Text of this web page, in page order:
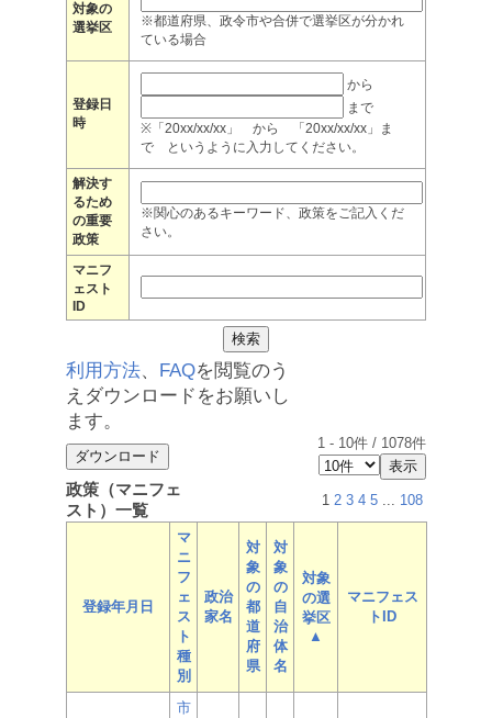
対象の
選挙区
※都道府県、政令市や合併で選挙区が分かれ
ている場合
登録日
時
から
まで
※「20xx/xx/xx」 から 「20xx/xx/xx」ま
で というように入力してください。
解決す
るため
の重要
政策
※関心のあるキーワード、政策をご記入くだ
さい。
マニフ
ェスト
ID
利用方法、 FAQを閲覧のう
えダウンロードをお願いし
ます。
1 - 10件 / 1078件
政策（マニフェ
スト）一覧
1 2 3 4 5 ... 108
登録年月日
マ
ニ
フ
ェ
ス
ト
種
別
政治
家名
対
象
の
都
道
府
県
対
象
の
自
治
体
名
対象
の選
挙区
▲
マニフェス
トID
市